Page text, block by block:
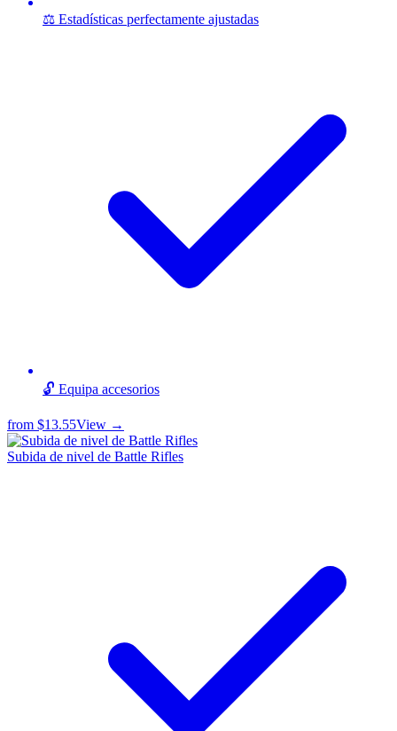
⚖️ Estadísticas perfectamente ajustadas
🔓 Equipa accesorios
from $13.55View →
Subida de nivel de Battle Rifles